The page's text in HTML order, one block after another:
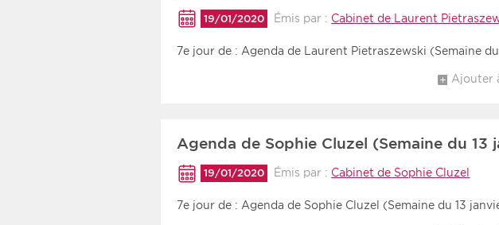
Communiqués des 10 derniers jours
19/01/2020 Émis par : Cabinet de Laurent
7e jour de : Agenda de Laurent Pietraszewski (Semaine
Ajouter
Agenda de Sophie Cluzel (Semaine du 13
19/01/2020 Émis par : Cabinet de Sophie Cluzel
7e jour de : Agenda de Sophie Cluzel (Semaine du 13